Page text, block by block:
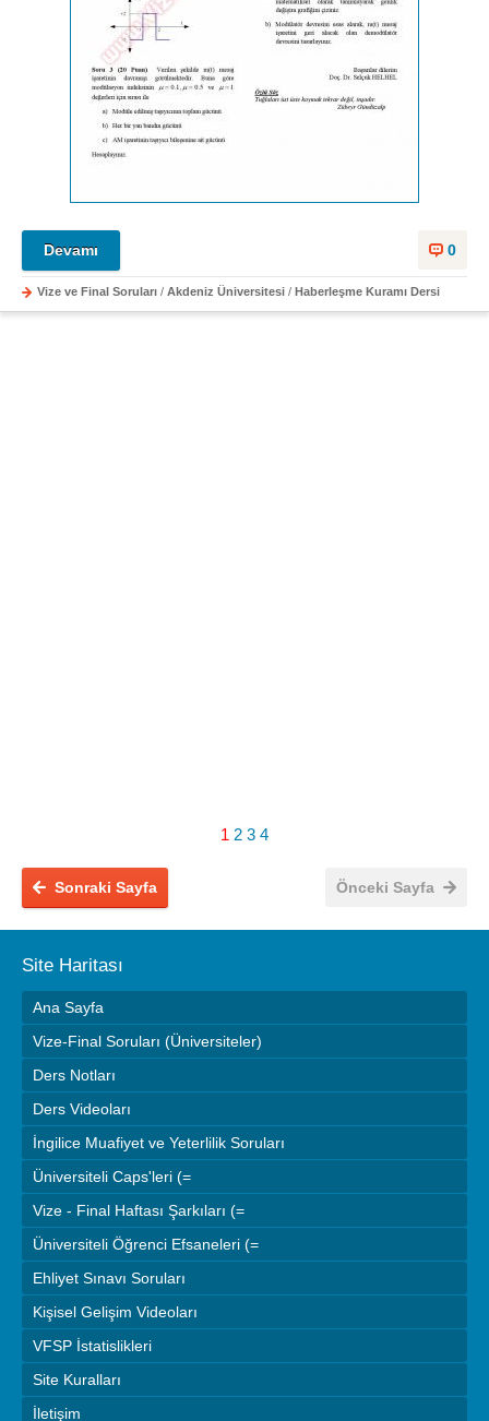
0
Devamı
Vize ve Final Soruları / Akdeniz Üniversitesi / Haberleşme Kuramı Dersi
1 2 3 4
Önceki Sayfa
Sonraki Sayfa
Site Haritası
Ana Sayfa
Vize-Final Soruları (Üniversiteler)
Ders Notları
Ders Videoları
İngilice Muafiyet ve Yeterlilik Soruları
Üniversiteli Caps'leri (=
Vize - Final Haftası Şarkıları (=
Üniversiteli Öğrenci Efsaneleri (=
Ehliyet Sınavı Soruları
Kişisel Gelişim Videoları
VFSP İstatislikleri
Site Kuralları
İletişim